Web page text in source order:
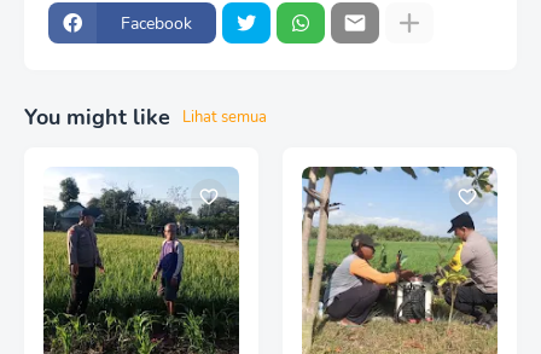
Facebook
You might like Lihat semua